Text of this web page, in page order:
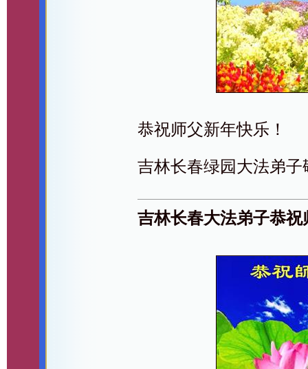
恭祝师父新年快乐！
吉林长春绿园大法弟子
吉林长春大法弟子恭